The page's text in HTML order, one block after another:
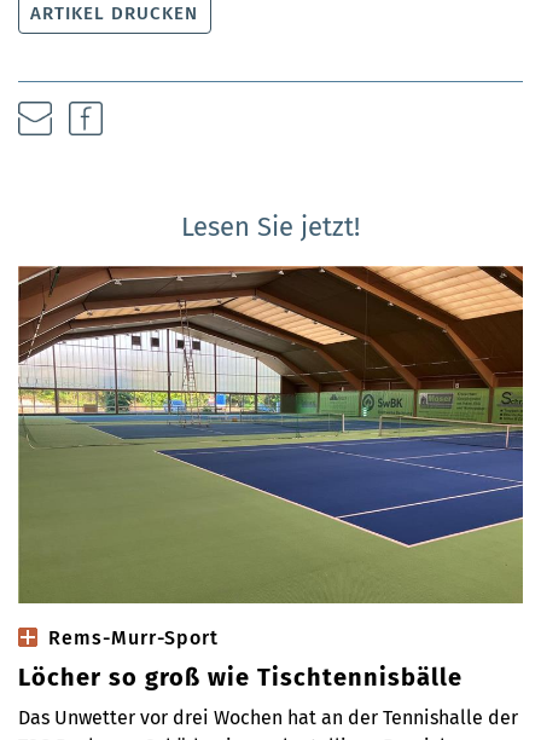
ARTIKEL DRUCKEN
Lesen Sie jetzt!
Rems-Murr-Sport
Löcher so groß wie Tischtennisbälle
Das Unwetter vor drei Wochen hat an der Tennishalle der